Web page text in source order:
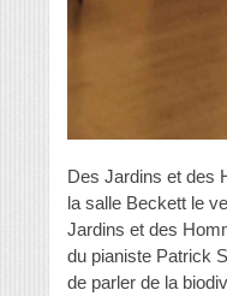
Des Jardins et des
la salle Beckett le
Jardins et des
du pianiste Patrick
de parler de la